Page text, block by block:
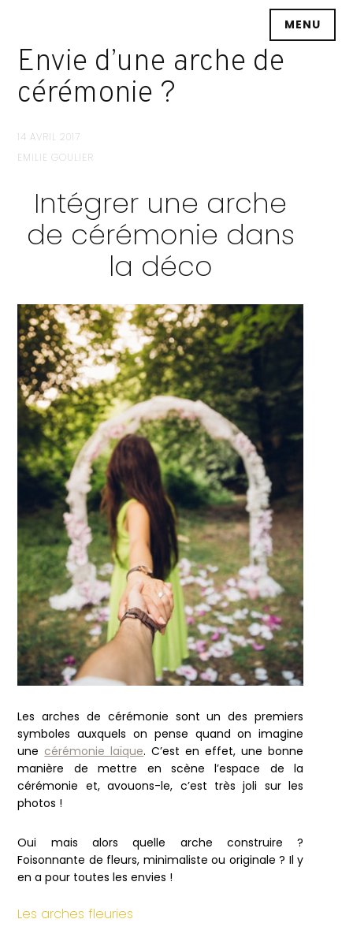
principal
MENU
Envie d’une arche de
cérémonie ?
14 AVRIL 2017
EMILIE GOULIER
Intégrer une arche
de cérémonie dans
la déco
Les arches de cérémonie sont un des premiers
symboles auxquels on pense quand on imagine
une cérémonie laïque. C’est en effet, une bonne
manière de mettre en scène l’espace de la
cérémonie et, avouons-le, c’est très joli sur les
photos !
Oui mais alors quelle arche construire ?
Foisonnante de fleurs, minimaliste ou originale ? Il y
en a pour toutes les envies !
Les arches fleuries